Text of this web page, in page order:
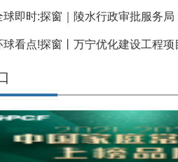
球即时:探窗｜陵水行政审批服务局
球看点!探窗丨万宁优化建设工程项